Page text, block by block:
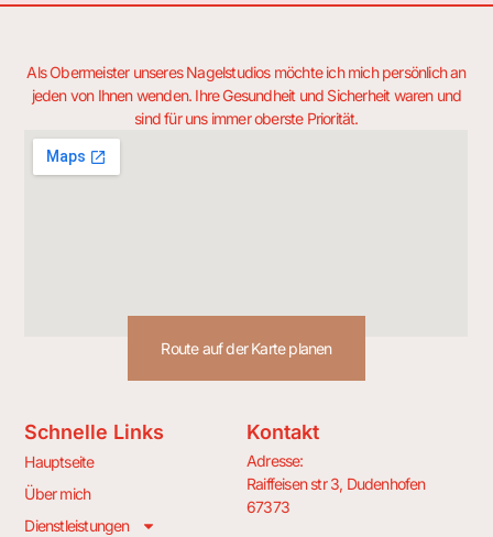
Als Obermeister unseres Nagelstudios möchte ich mich persönlich an
jeden von Ihnen wenden. Ihre Gesundheit und Sicherheit waren und
sind für uns immer oberste Priorität.
Route auf der Karte planen
Schnelle Links
Hauptseite
Über mich
Dienstleistungen
Kontakt
Adresse:
Raiffeisen str 3, Dudenhofen
67373